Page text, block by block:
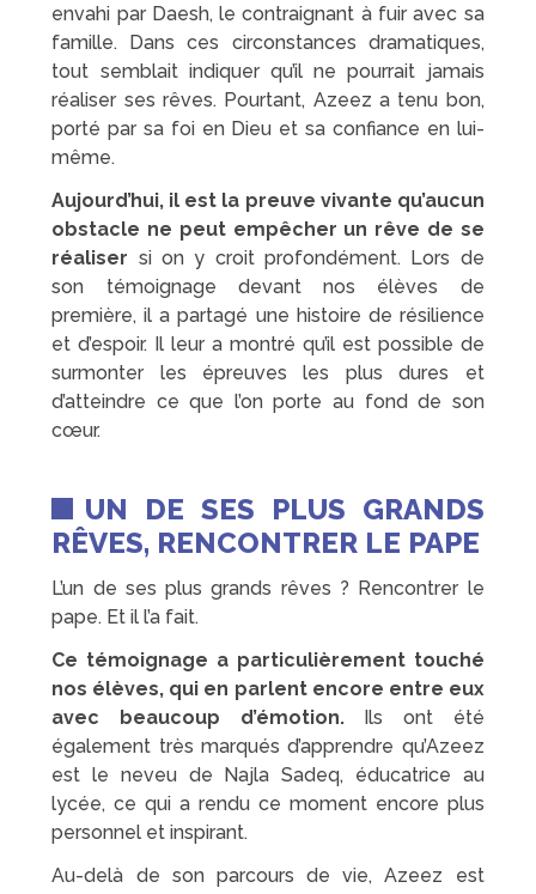
envahi par Daesh, le contraignant à fuir avec sa
famille. Dans ces circonstances dramatiques,
tout semblait indiquer qu’il ne pourrait jamais
réaliser ses rêves. Pourtant, Azeez a tenu bon,
porté par sa foi en Dieu et sa confiance en lui-
même.
Aujourd’hui, il est la preuve vivante qu’aucun
obstacle ne peut empêcher un rêve de se
réaliser si on y croit profondément. Lors de
son témoignage devant nos élèves de
première, il a partagé une histoire de résilience
et d’espoir. Il leur a montré qu’il est possible de
surmonter les épreuves les plus dures et
d’atteindre ce que l’on porte au fond de son
cœur.
UN DE SES PLUS GRANDS
RÊVES, RENCONTRER LE PAPE
L’un de ses plus grands rêves ? Rencontrer le
pape. Et il l’a fait.
Ce témoignage a particulièrement touché
nos élèves, qui en parlent encore entre eux
avec beaucoup d’émotion.Ils ont été
également très marqués d’apprendre qu’Azeez
est le neveu de Najla Sadeq, éducatrice au
lycée, ce qui a rendu ce moment encore plus
personnel et inspirant.
Au-delà de son parcours de vie, Azeez est